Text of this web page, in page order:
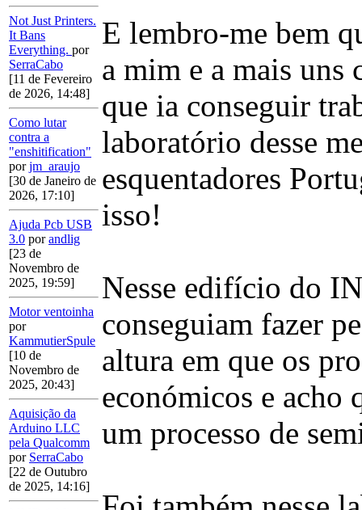
Not Just Printers.
It Bans
Everything. por
SerraCabo
[11 de Fevereiro
de 2026, 14:48]
Como lutar
contra a
"enshitification"
porjm_araujo
[30 de Janeiro de
2026, 17:10]
Ajuda Pcb USB
3.0 porandlig
[23 de
Novembro de
2025, 19:59]
Motor ventoinha
por
KammutierSpule
[10 de
Novembro de
2025, 20:43]
Aquisição da
Arduino LLC
pela Qualcomm
por SerraCabo
[22 de Outubro
de 2025, 14:16]
E lembro-me bem
a mim e a mais uns
que ia conseguir
laboratório desse
esquentadores
isso!
Nesse edifício do
conseguiam fazer
altura em que os
económicos e acho
um processo de